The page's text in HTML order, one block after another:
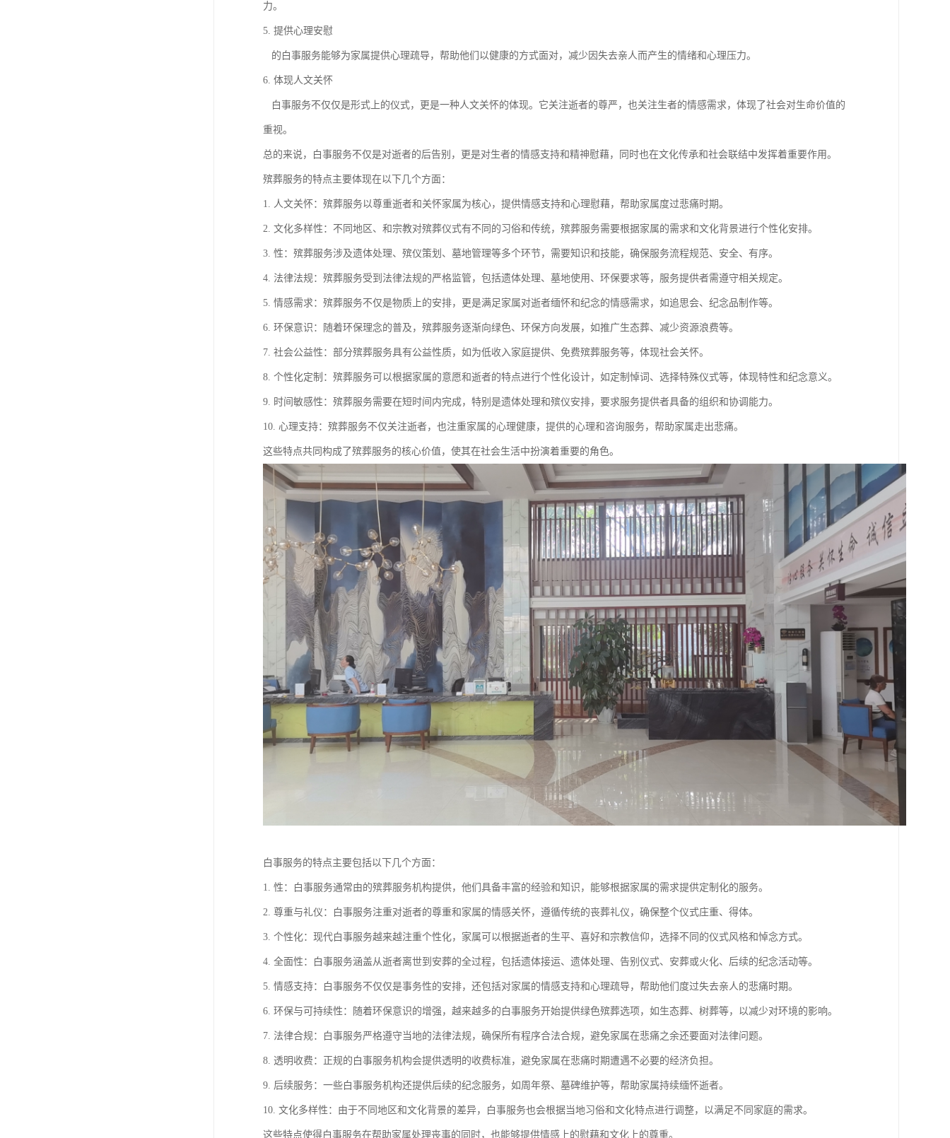
力。
5. 提供心理安慰
的白事服务能够为家属提供心理疏导，帮助他们以健康的方式面对，减少因失去亲人而产生的情绪和心理压力。
6. 体现人文关怀
白事服务不仅仅是形式上的仪式，更是一种人文关怀的体现。它关注逝者的尊严，也关注生者的情感需求，体现了社会对生命价值的
重视。
总的来说，白事服务不仅是对逝者的后告别，更是对生者的情感支持和精神慰藉，同时也在文化传承和社会联结中发挥着重要作用。
殡葬服务的特点主要体现在以下几个方面：
1. 人文关怀：殡葬服务以尊重逝者和关怀家属为核心，提供情感支持和心理慰藉，帮助家属度过悲痛时期。
2. 文化多样性：不同地区、和宗教对殡葬仪式有不同的习俗和传统，殡葬服务需要根据家属的需求和文化背景进行个性化安排。
3. 性：殡葬服务涉及遗体处理、殡仪策划、墓地管理等多个环节，需要知识和技能，确保服务流程规范、安全、有序。
4. 法律法规：殡葬服务受到法律法规的严格监管，包括遗体处理、墓地使用、环保要求等，服务提供者需遵守相关规定。
5. 情感需求：殡葬服务不仅是物质上的安排，更是满足家属对逝者缅怀和纪念的情感需求，如追思会、纪念品制作等。
6. 环保意识：随着环保理念的普及，殡葬服务逐渐向绿色、环保方向发展，如推广生态葬、减少资源浪费等。
7. 社会公益性：部分殡葬服务具有公益性质，如为低收入家庭提供、免费殡葬服务等，体现社会关怀。
8. 个性化定制：殡葬服务可以根据家属的意愿和逝者的特点进行个性化设计，如定制悼词、选择特殊仪式等，体现特性和纪念意义。
9. 时间敏感性：殡葬服务需要在短时间内完成，特别是遗体处理和殡仪安排，要求服务提供者具备的组织和协调能力。
10. 心理支持：殡葬服务不仅关注逝者，也注重家属的心理健康，提供的心理和咨询服务，帮助家属走出悲痛。
这些特点共同构成了殡葬服务的核心价值，使其在社会生活中扮演着重要的角色。
白事服务的特点主要包括以下几个方面：
1. 性：白事服务通常由的殡葬服务机构提供，他们具备丰富的经验和知识，能够根据家属的需求提供定制化的服务。
2. 尊重与礼仪：白事服务注重对逝者的尊重和家属的情感关怀，遵循传统的丧葬礼仪，确保整个仪式庄重、得体。
3. 个性化：现代白事服务越来越注重个性化，家属可以根据逝者的生平、喜好和宗教信仰，选择不同的仪式风格和悼念方式。
4. 全面性：白事服务涵盖从逝者离世到安葬的全过程，包括遗体接运、遗体处理、告别仪式、安葬或火化、后续的纪念活动等。
5. 情感支持：白事服务不仅仅是事务性的安排，还包括对家属的情感支持和心理疏导，帮助他们度过失去亲人的悲痛时期。
6. 环保与可持续性：随着环保意识的增强，越来越多的白事服务开始提供绿色殡葬选项，如生态葬、树葬等，以减少对环境的影响。
7. 法律合规：白事服务严格遵守当地的法律法规，确保所有程序合法合规，避免家属在悲痛之余还要面对法律问题。
8. 透明收费：正规的白事服务机构会提供透明的收费标准，避免家属在悲痛时期遭遇不必要的经济负担。
9. 后续服务：一些白事服务机构还提供后续的纪念服务，如周年祭、墓碑维护等，帮助家属持续缅怀逝者。
10. 文化多样性：由于不同地区和文化背景的差异，白事服务也会根据当地习俗和文化特点进行调整，以满足不同家庭的需求。
这些特点使得白事服务在帮助家属处理丧事的同时，也能够提供情感上的慰藉和文化上的尊重。